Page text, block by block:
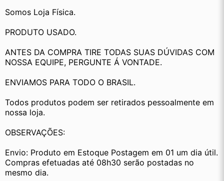
Somos Loja Física.
PRODUTO USADO.
ANTES DA COMPRA TIRE TODAS SUAS DÚVIDAS COM
NOSSA EQUIPE, PERGUNTE Á VONTADE.
ENVIAMOS PARA TODO O BRASIL.
Todos produtos podem ser retirados pessoalmente em
nossa loja.
OBSERVAÇÕES:
Envio: Produto em Estoque Postagem em 01 um dia útil.
Compras efetuadas até 08h30 serão postadas no
mesmo dia.